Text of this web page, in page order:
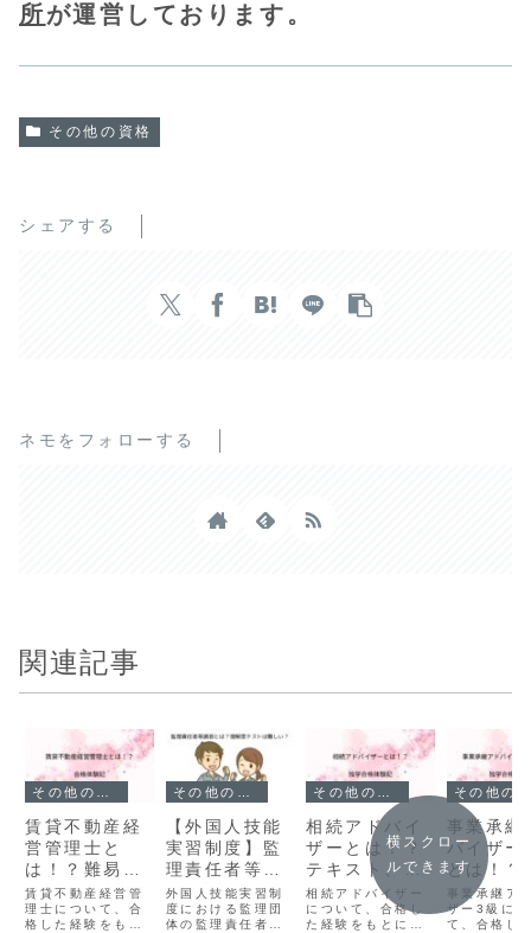
所が運営しております。
その他の資格
シェアする
ネモをフォローする
関連記事
賃貸不動産経
営管理士と
は！？難易
度、勉強時
間、勉強方法
賃貸不動産経営管
理士について、合
格した経験をもと
【外国人技能
実習制度】監
理責任者等講
習とは？理解
度テストって
外国人技能実習制
度における監理団
体の監理責任者等
相続アドバイ
ザーとは！？
テキスト、過
去問、勉強時
間は？
相続アドバイザー
について、合格し
た経験をもとにテ
事業承継
バイザー
とは！？
度、勉強
法、勉強
事業承継ア
ザー3級に
て、合格し
横スクロー
ルできます